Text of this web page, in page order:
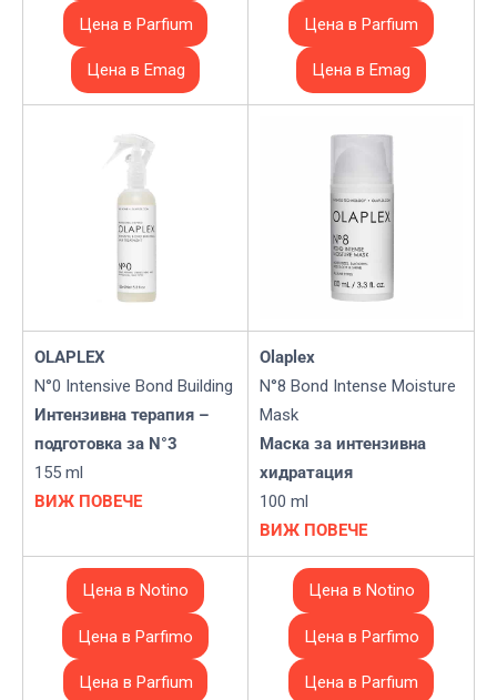
Цена в Parfium
Цена в Emag
Цена в Parfium
Цена в Emag
OLAPLEX
N°0 Intensive Bond Building
Интензивна терапия –
подготовка за N°3
155 ml
ВИЖ ПОВЕЧЕ
Olaplex
N°8 Bond Intense Moisture
Mask
Маска за интензивна
хидратация
100 ml
ВИЖ ПОВЕЧЕ
Цена в Notino
Цена в Parfimo
Цена в Parfium
Цена в Notino
Цена в Parfimo
Цена в Parfium